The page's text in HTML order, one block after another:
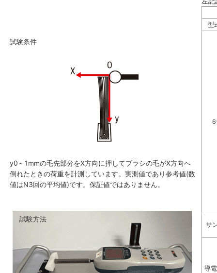
試験条件
y0～1mmの毛先部分をX方向に押してブラシの毛がX方向へ
倒れたときの荷重を計測しています。実測値であり参考値(数
値はN3回の平均値)です。保証値ではありません。
試験方法
型
6
サ
導